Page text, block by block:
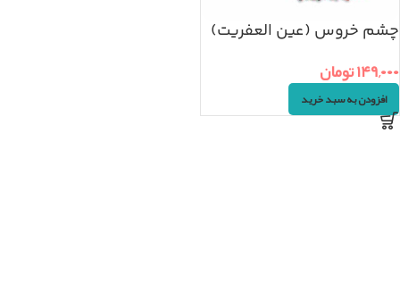
چشم خروس (عین العفریت)
۱۴۹,۰۰۰تومان
افزودن به سبد خرید